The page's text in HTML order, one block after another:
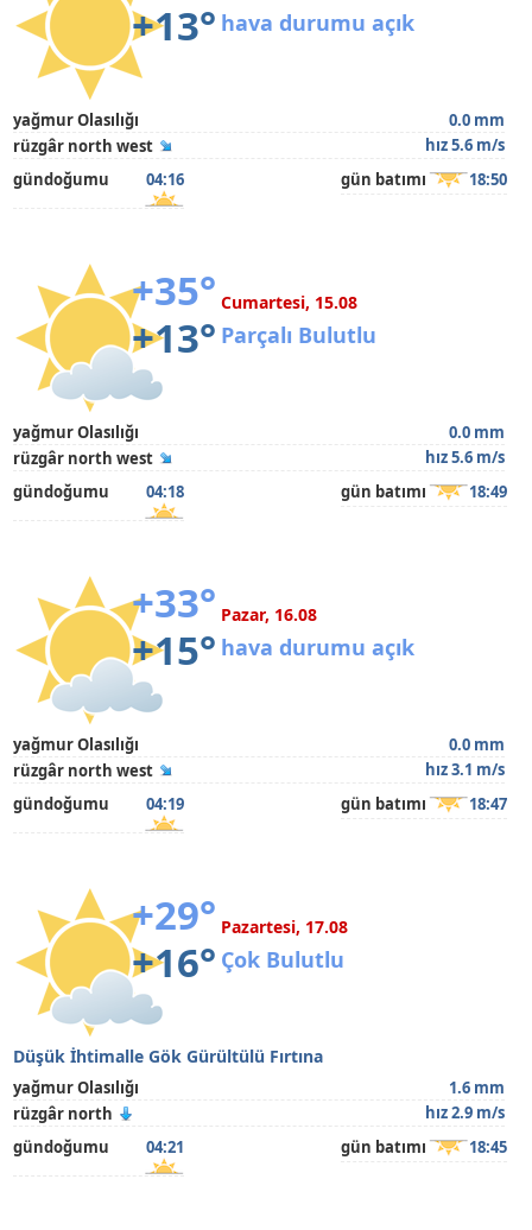
+13° hava durumu açık
yağmur Olasılığı
0.0 mm
rüzgâr north west
hız 5.6 m/s
gündoğumu
04:16 gün batımı 18:50
+35°
+13°
Cumartesi, 15.08
Parçalı Bulutlu
yağmur Olasılığı
0.0 mm
rüzgâr north west
hız 5.6 m/s
gündoğumu
04:18 gün batımı 18:49
+33°
+15°
Pazar, 16.08
hava durumu açık
yağmur Olasılığı
0.0 mm
rüzgâr north west
hız 3.1 m/s
gündoğumu
04:19 gün batımı 18:47
+29°
+16°
Pazartesi, 17.08
Çok Bulutlu
Düşük İhtimalle Gök Gürültülü Fırtına
yağmur Olasılığı
1.6 mm
rüzgâr north
hız 2.9 m/s
gündoğumu
04:21 gün batımı 18:45